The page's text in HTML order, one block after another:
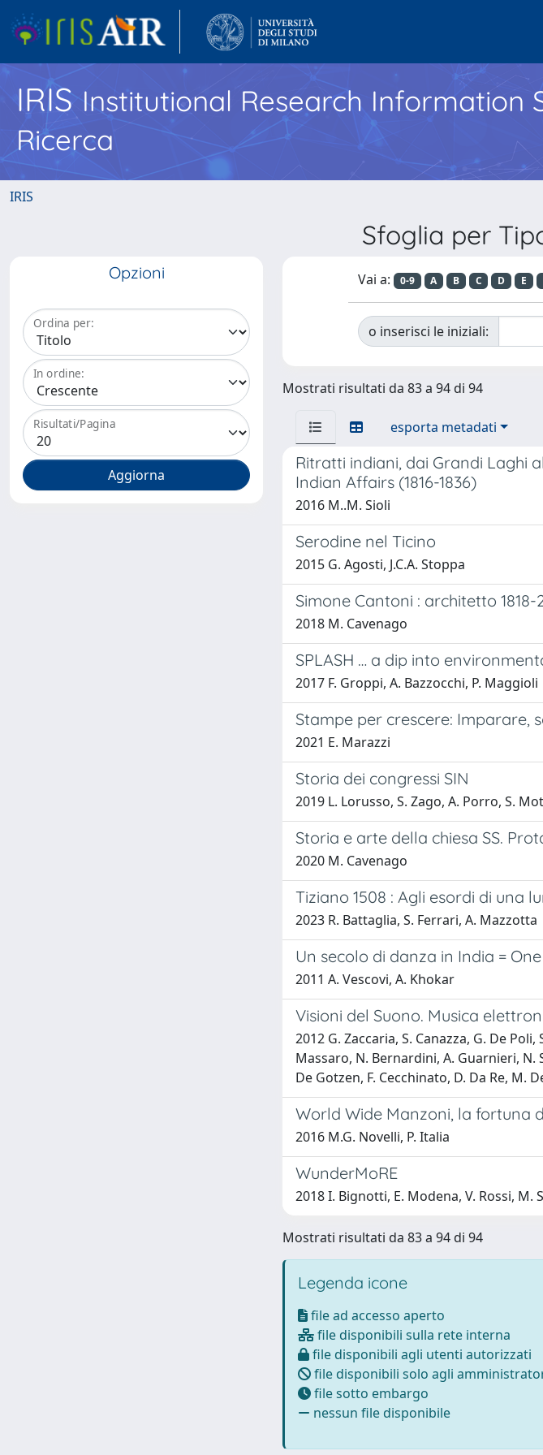
IRISInstitutional Research Information
Ricerca
IRIS
Sfoglia per
Opzioni
Ordina per:
In ordine:
Risultati/Pagina
Vai a: 0-9 A B C D E
o inserisci le iniziali:
Mostrati risultati da 83 a 94 di 94
esporta metadati
Ritratti indiani, dai Grandi Laghi
Indian Affairs (1816-1836)
2016 M..M. Sioli
Serodine nel Ticino
2015 G. Agosti, J.C.A. Stoppa
Simone Cantoni : architetto 1818-
2018 M. Cavenago
SPLASH … a dip into
2017 F. Groppi, A. Bazzocchi, P. Maggioli
Stampe per crescere: Imparare,
2021 E. Marazzi
Storia dei congressi SIN
2019 L. Lorusso, S. Zago, A. Porro, S.
Storia e arte della chiesa SS.
2020 M. Cavenago
Tiziano 1508 : Agli esordi di una
2023 R. Battaglia, S. Ferrari, A. Mazzotta
Un secolo di danza in India =
2011 A. Vescovi, A. Khokar
Visioni del Suono. Musica
2012 G. Zaccaria, S. Canazza, G. De
Massaro, N. Bernardini, A. Guarnieri, N.
De Gotzen, F. Cecchinato, D. Da Re, M.
World Wide Manzoni, la fortuna
2016 M.G. Novelli, P. Italia
WunderMoRE
2018 I. Bignotti, E. Modena, V. Rossi, M.
Mostrati risultati da 83 a 94 di 94
Legenda icone
file ad accesso aperto
file disponibili sulla rete interna
file disponibili agli utenti autorizzati
file disponibili solo agli
file sotto embargo
nessun file disponibile